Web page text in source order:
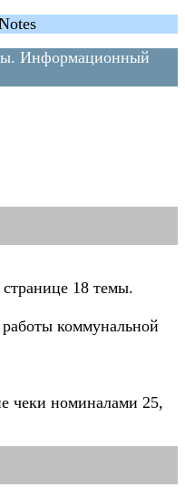
Информационный
18 темы.
коммунальной
чеки номиналами 25,